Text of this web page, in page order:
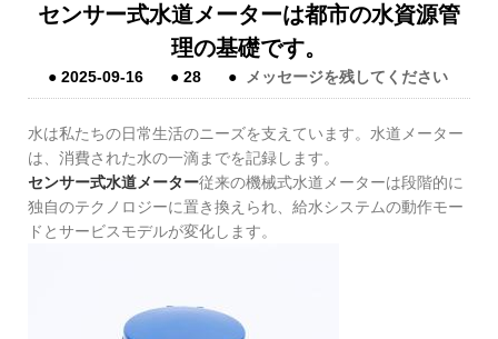
センサー式水道メーターは都市の水資源管
理の基礎です。
●2025-09-16 ●28 ● メッセージを残してください
水は私たちの日常生活のニーズを支えています。水道メーター
は、消費された水の一滴までを記録します。
センサー式水道メーター従来の機械式水道メーターは段階的に
独自のテクノロジーに置き換えられ、給水システムの動作モー
ドとサービスモデルが変化します。